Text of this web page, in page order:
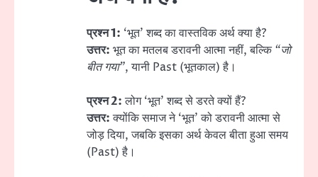
प्रश्न 1: ‘भूत’ शब्द का वास्तविक अर्थ क्या है?
उत्तर: भूत का मतलब डरावनी आत्मा नहीं, बल्कि “जो
बीत गया”, यानी Past (भूतकाल) है।
प्रश्न 2:लोग ‘भूत’ शब्द से डरते क्यों हैं?
उत्तर:क्योंकि समाज ने ‘भूत’ को डरावनी आत्मा से
जोड़ दिया, जबकि इसका अर्थ केवल बीता हुआ समय
(Past) है।